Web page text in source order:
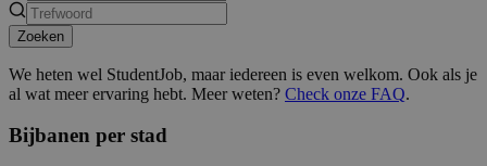
Zoeken
We heten wel StudentJob, maar iedereen is even welkom. Ook als je
al wat meer ervaring hebt. Meer weten? Check onze FAQ.
Bijbanen per stad